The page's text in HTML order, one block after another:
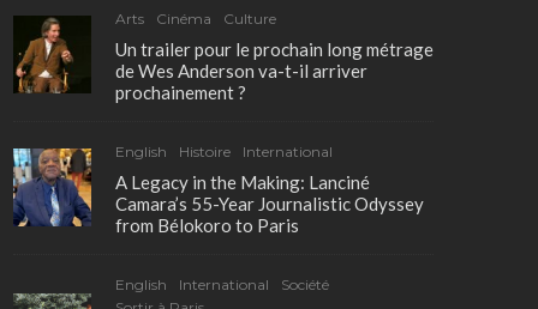
Arts Cinéma Culture
Un trailer pour le prochain long métrage
de Wes Anderson va-t-il arriver
prochainement ?
English Histoire International
A Legacy in the Making: Lanciné
Camara’s 55-Year Journalistic Odyssey
from Bélokoro to Paris
English International
Société